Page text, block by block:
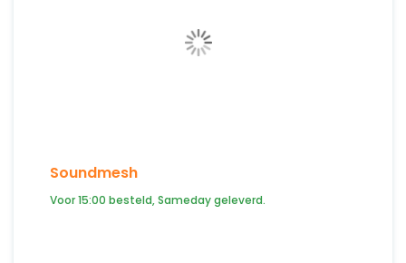
Soundmesh
Voor 15:00 besteld, Sameday geleverd.